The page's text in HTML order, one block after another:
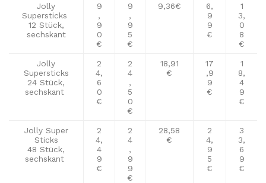
Jolly
Supersticks
12 Stück,
sechskant
9
,
9
0
€
9
,
9
5
€
9,36€
6,
9
9
€
1
3,
0
8
€
Jolly
Supersticks
24 Stück,
sechskant
2
4,
6
0
€
2
4
,
5
0
€
18,91
€
17
,9
9
€
1
8,
4
9
€
Jolly Super
Sticks
48 Stück,
sechskant
2
4,
4
9
€
2
4
,
9
9
€
28,58
€
2
4,
9
5
€
3
3,
6
9
€